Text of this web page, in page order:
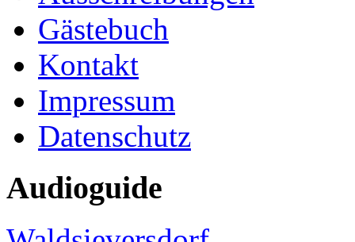
Gästebuch
Kontakt
Impressum
Datenschutz
Audioguide